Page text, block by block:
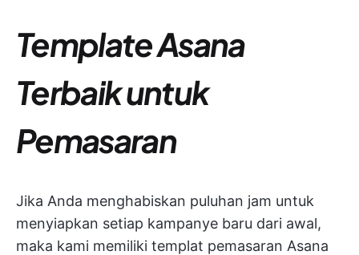
Template Asana
Terbaik untuk
Pemasaran
Jika Anda menghabiskan puluhan jam untuk
menyiapkan setiap kampanye baru dari awal,
maka kami memiliki templat pemasaran Asana